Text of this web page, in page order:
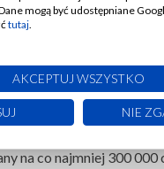
uruchomieniem
przełącznik
ze specjalnymi
na co najmniej 300 000
mogą być udostępniane
tutaj
AKCEPTUJ WSZYSTKO
NIE